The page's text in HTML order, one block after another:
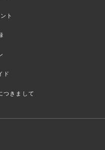
ト
ド
つきまして